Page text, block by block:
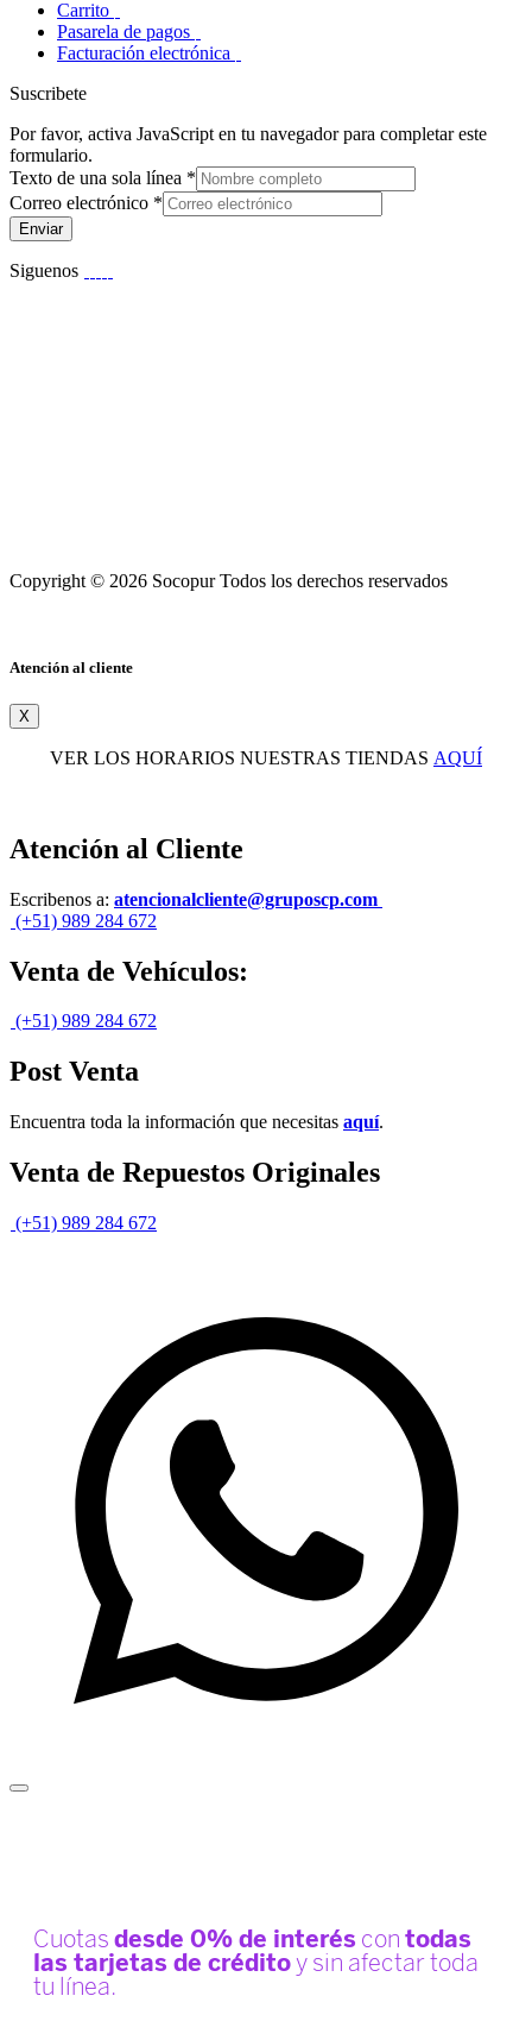
Carrito
Pasarela de pagos
Facturación electrónica
Suscribete
Por favor, activa JavaScript en tu navegador para completar este
formulario.
Texto de una sola línea *
Correo electrónico *
Enviar
Siguenos
Copyright © 2026 Socopur Todos los derechos reservados
Atención al cliente
X
VER LOS HORARIOS NUESTRAS TIENDAS AQUÍ
Atención al Cliente
Escribenos a: atencionalcliente@gruposcp.com
(+51) 989 284 672
Venta de Vehículos:
(+51) 989 284 672
Post Venta
Encuentra toda la información que necesitas aquí.
Venta de Repuestos Originales
(+51) 989 284 672